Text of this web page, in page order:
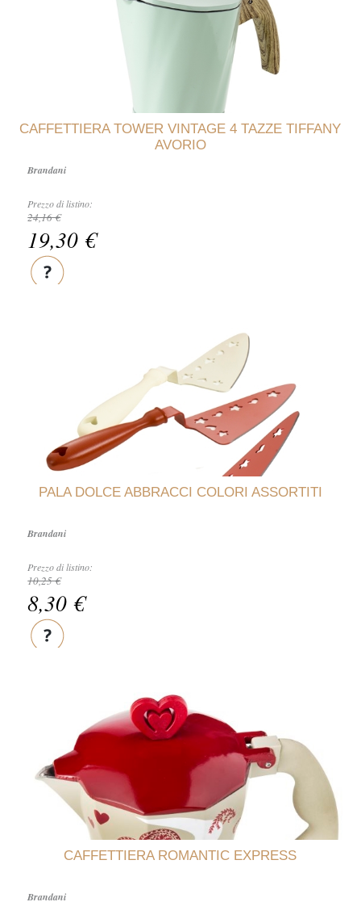
CAFFETTIERA TOWER VINTAGE 4 TAZZE TIFFANY
AVORIO
Brandani
Prezzo di listino:
24,16 €
19,30 €
PALA DOLCE ABBRACCI COLORI ASSORTITI
Brandani
Prezzo di listino:
10,25 €
8,30 €
CAFFETTIERA ROMANTIC EXPRESS
Brandani